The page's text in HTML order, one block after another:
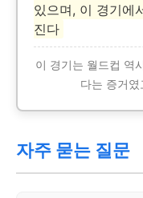
있으며, 이 경기에
진다
이 경기는 월드컵 역
다는 증거
자주 묻는 질문